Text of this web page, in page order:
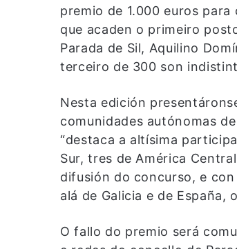
premio de 1.000 euros
que acaden o primeiro
Parada de Sil, Aquilino
terceiro de 300 son
Nesta edición
comunidades autónomas
“destaca a altísima
Sur, tres de América
difusión do concurso, e con
alá de Galicia e de España,
O fallo do premio será